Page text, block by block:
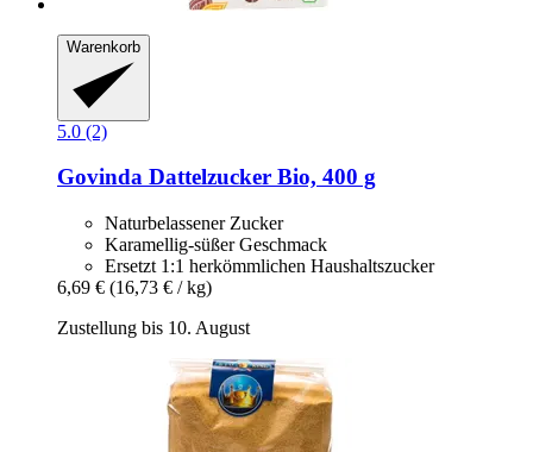
Warenkorb
5.0 (2)
Govinda Dattelzucker Bio, 400 g
Naturbelassener Zucker
Karamellig-süßer Geschmack
Ersetzt 1:1 herkömmlichen Haushaltszucker
6,69 € (16,73 € / kg)
Zustellung bis 10. August